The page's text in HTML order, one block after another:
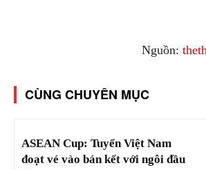
Nguồn:
CÙNG CHUYÊN MỤC
ASEAN Cup: Tuyển Việt Nam
đoạt vé vào bán kết với ngôi đầu